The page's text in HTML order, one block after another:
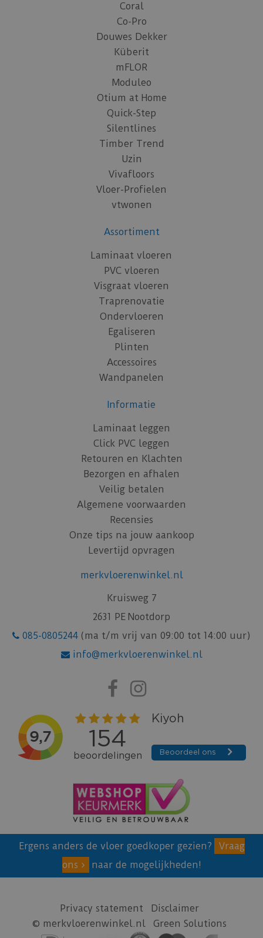
Coral
Co-Pro
Douwes Dekker
Küberit
mFLOR
Moduleo
Otium at Home
Quick-Step
Silentlines
Timber Trend
Uzin
Vivafloors
Vloer-Profielen
vtwonen
Assortiment
Laminaat vloeren
PVC vloeren
Visgraat vloeren
Traprenovatie
Ondervloeren
Egaliseren
Plinten
Accessoires
Wandpanelen
Informatie
Laminaat leggen
Click PVC leggen
Retouren en Klachten
Bezorgen en afhalen
Veilig betalen
Algemene voorwaarden
Recensies
Onze tips na jouw aankoop
Levertijd opvragen
merkvloerenwinkel.nl
Kruisweg 7
2631 PE Nootdorp
085-0805244 (ma t/m vrij van 09:00 tot 14:00 uur)
info@merkvloerenwinkel.nl
Ergens anders de vloer goedkoper gezien?
Vraag
ons
naar de mogelijkheden!
Privacy statement
Disclaimer
© merkvloerenwinkel.nl
Green Solutions